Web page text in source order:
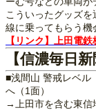
こういったグッズ
線に乗ってもらう機
【リンク】上田電
【信濃毎日新
■浅間山 警戒レベル
へ（1面）
→上田市を含む東信